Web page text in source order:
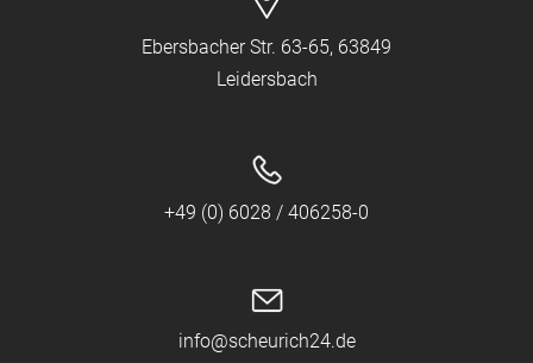
Ebersbacher Str. 63-65, 63849
Leidersbach
+49 (0) 6028 / 406258-0
info@scheurich24.de